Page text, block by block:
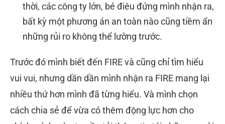
thời, các công ty lớn, bé điêu đứng mình nhận ra,
bất kỳ một phương án an toàn nào cũng tiềm ẩn
những rủi ro không thể lường trước.
Trước đó mình biết đến FIRE và cũng chỉ tìm hiểu
vui vui, nhưng dần dần mình nhận ra FIRE mang lại
nhiều thứ hơn mình đã từng hiểu. Và mình chọn
cách chia sẻ để vừa có thêm động lực hơn cho